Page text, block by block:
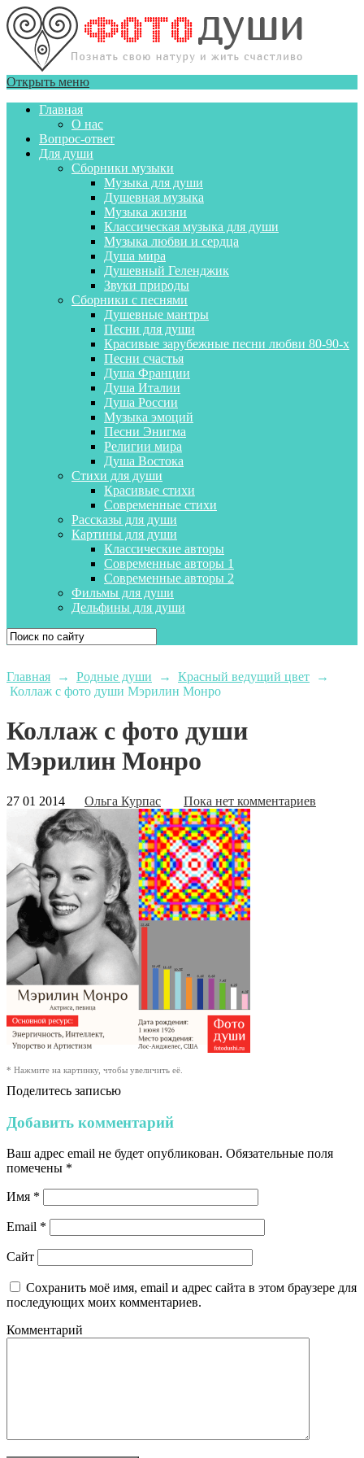
Открыть меню
Главная
О нас
Вопрос-ответ
Для души
Сборники музыки
Музыка для души
Душевная музыка
Музыка жизни
Классическая музыка для души
Музыка любви и сердца
Душа мира
Душевный Геленджик
Звуки природы
Сборники с песнями
Душевные мантры
Песни для души
Красивые зарубежные песни любви 80-90-х
Песни счастья
Душа Франции
Душа Италии
Душа России
Музыка эмоций
Песни Энигма
Религии мира
Душа Востока
Стихи для души
Красивые стихи
Современные стихи
Рассказы для души
Картины для души
Классические авторы
Современные авторы 1
Современные авторы 2
Фильмы для души
Дельфины для души
Главная → Родные души → Красный ведущий цвет →
Коллаж с фото души Мэрилин Монро
Коллаж с фото души
Мэрилин Монро
27 01 2014 Ольга Курпас Пока нет комментариев
* Нажмите на картинку, чтобы увеличить её.
Поделитесь записью
Добавить комментарий
Ваш адрес email не будет опубликован. Обязательные поля
помечены *
Имя *
Email *
Сайт
Сохранить моё имя, email и адрес сайта в этом браузере для
последующих моих комментариев.
Комментарий